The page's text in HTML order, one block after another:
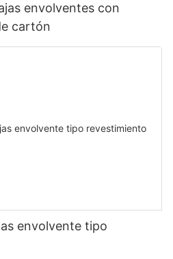
envolventes con
cartón
envolvente tipo